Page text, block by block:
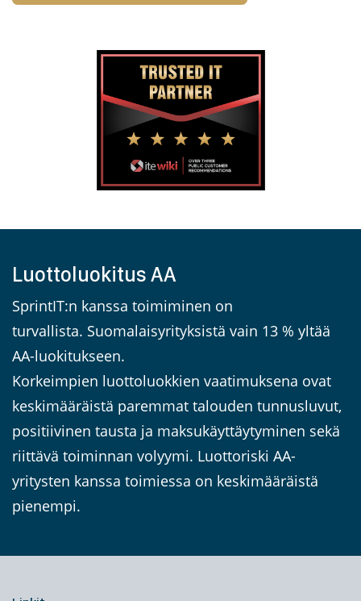
Luottoluokitus AA
SprintIT:n kanssa toimiminen on
turvallista. Suomalaisyrityksistä vain 13 % yltää
AA-luokitukseen.
Korkeimpien luottoluokkien vaatimuksena ovat
keskimääräistä paremmat talouden tunnusluvut,
positiivinen tausta ja maksukäyttäytyminen sekä
riittävä toiminnan volyymi. Luottoriski AA-
yritysten kanssa toimiessa on keskimääräistä
pienempi.